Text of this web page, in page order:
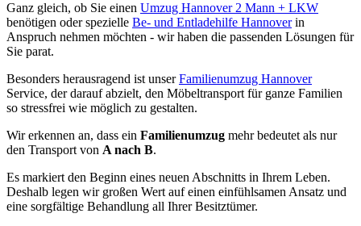
Ganz gleich, ob Sie einen Umzug Hannover 2 Mann + LKW
benötigen oder spezielle Be- und Entladehilfe Hannoverin
Anspruch nehmen möchten - wir haben die passenden Lösungen für
Sie parat.
Besonders herausragend ist unserFamilienumzug Hannover
Service, der darauf abzielt, den Möbeltransport für ganze Familien
so stressfrei wie möglich zu gestalten.
Wir erkennen an, dass ein Familienumzug mehr bedeutet als nur
den Transport von A nach B.
Es markiert den Beginn eines neuen Abschnitts in Ihrem Leben.
Deshalb legen wir großen Wert auf einen einfühlsamen Ansatz und
eine sorgfältige Behandlung all Ihrer Besitztümer.